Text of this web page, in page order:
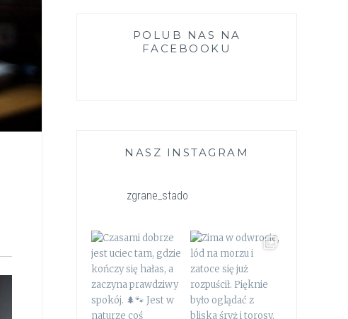
POLUB NAS NA
FACEBOOKU
NASZ INSTAGRAM
zgrane_stado